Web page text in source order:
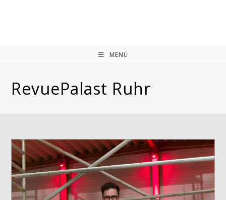
MENÜ
RevuePalast Ruhr